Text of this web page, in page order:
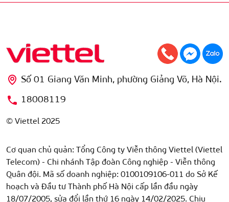
Số 01 Giang Văn Minh, phường Giảng Võ, Hà Nội.
18008119
© Viettel 2025
Cơ quan chủ quản: Tổng Công ty Viễn thông Viettel (Viettel
Telecom) - Chi nhánh Tập đoàn Công nghiệp - Viễn thông
Quân đội. Mã số doanh nghiệp: 0100109106-011 do Sở Kế
hoạch và Đầu tư Thành phố Hà Nội cấp lần đầu ngày
18/07/2005, sửa đổi lần thứ 16 ngày 14/02/2025. Chịu